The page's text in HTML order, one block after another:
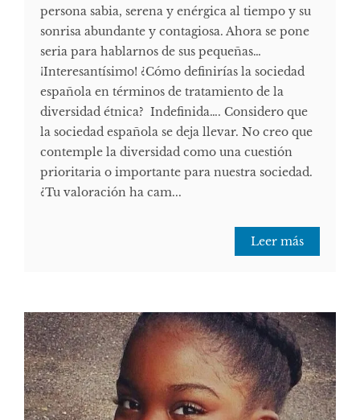
persona sabia, serena y enérgica al tiempo y su
sonrisa abundante y contagiosa. Ahora se pone
seria para hablarnos de sus pequeñas…
¡Interesantísimo! ¿Cómo definirías la sociedad
española en términos de tratamiento de la
diversidad étnica? Indefinida…. Considero que
la sociedad española se deja llevar. No creo que
contemple la diversidad como una cuestión
prioritaria o importante para nuestra sociedad.
¿Tu valoración ha cam...
Leer más